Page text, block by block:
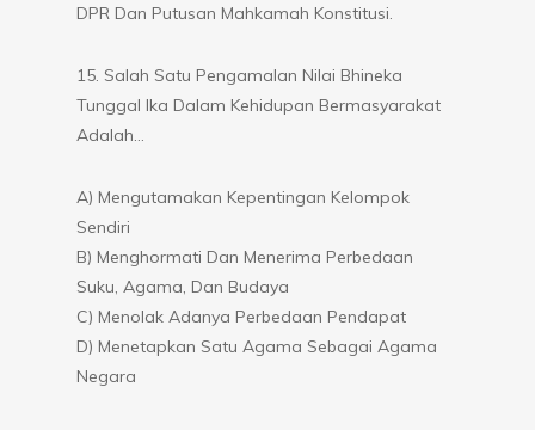
DPR Dan Putusan Mahkamah Konstitusi.
15. Salah Satu Pengamalan Nilai Bhineka
Tunggal Ika Dalam Kehidupan Bermasyarakat
Adalah…
A) Mengutamakan Kepentingan Kelompok
Sendiri
B) Menghormati Dan Menerima Perbedaan
Suku, Agama, Dan Budaya
C) Menolak Adanya Perbedaan Pendapat
D) Menetapkan Satu Agama Sebagai Agama
Negara